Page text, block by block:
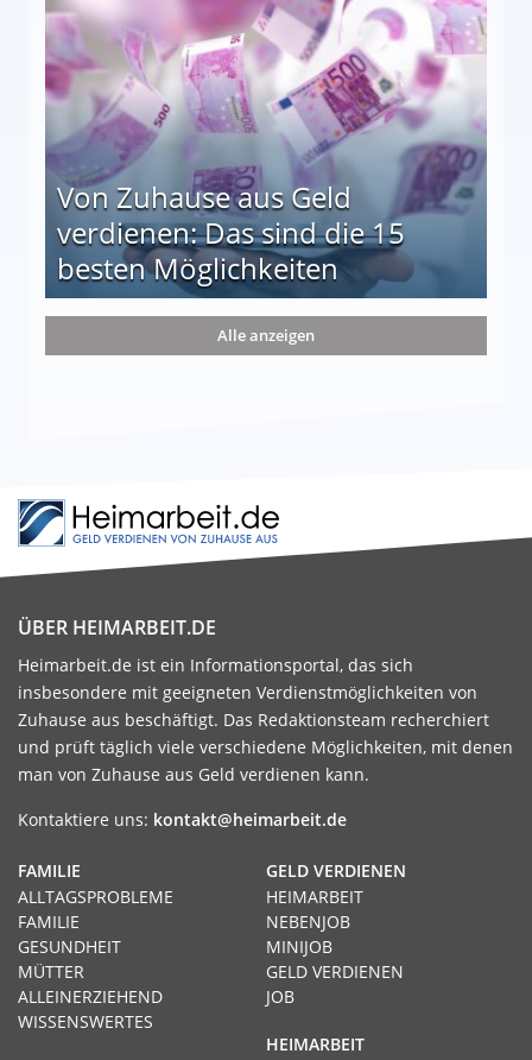
Von Zuhause aus Geld
verdienen: Das sind die 15
besten Möglichkeiten
die 15 besten Möglichkeiten
Alle anzeigen
ÜBER HEIMARBEIT.DE
Heimarbeit.de ist ein Informationsportal, das sich
insbesondere mit geeigneten Verdienstmöglichkeiten von
Zuhause aus beschäftigt. Das Redaktionsteam recherchiert
und prüft täglich viele verschiedene Möglichkeiten, mit denen
man von Zuhause aus Geld verdienen kann.
Kontaktiere uns: kontakt@heimarbeit.de
GELD VERDIENEN
HEIMARBEIT
NEBENJOB
MINIJOB
GELD VERDIENEN
JOB
HEIMARBEIT
FAMILIE
ALLTAGSPROBLEME
FAMILIE
GESUNDHEIT
MÜTTER
ALLEINERZIEHEND
WISSENSWERTES